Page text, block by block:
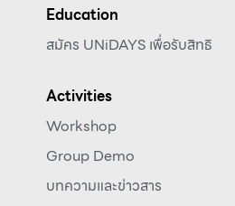
Education
สมัคร UNiDAYS เพื่อรับสิทธิ
Activities
Workshop
Group Demo
บทความและข่าวสาร